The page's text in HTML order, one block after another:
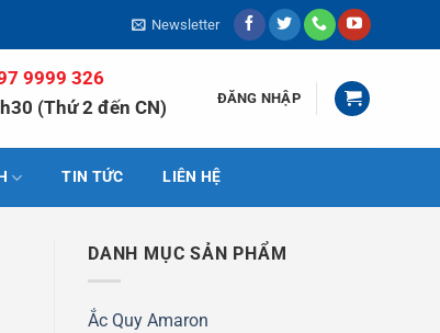
Newsletter
9999 326
(Thứ 2 đến CN)
ĐĂNG NHẬP
TIN TỨC LIÊN HỆ
DANH MỤC SẢN PHẨM
Ắc Quy Amaron